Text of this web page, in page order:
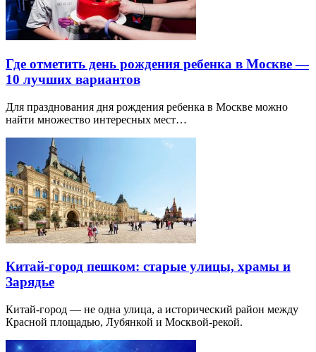
Где отметить день рождения ребенка в Москве —
10 лучших вариантов
Для празднования дня рождения ребенка в Москве можно
найти множество интересных мест…
Китай-город пешком: старые улицы, храмы и
Зарядье
Китай-город — не одна улица, а исторический район между
Красной площадью, Лубянкой и Москвой-рекой.